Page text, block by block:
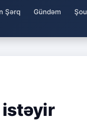
Şərq Gündəm Şou
istəyir